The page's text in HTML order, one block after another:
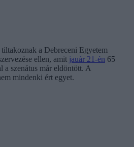
a Debreceni Egyetem
ellen, amit jauár 21-én 65
a szenátus már eldöntött. A
mindenki ért egyet.